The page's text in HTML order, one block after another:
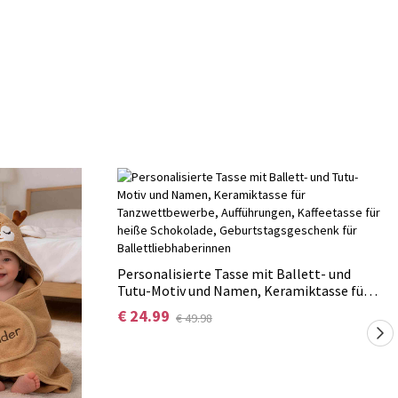
Personalisierte Tasse mit Ballett- und
Tutu-Motiv und Namen, Keramiktasse für
Tanzwettbewerbe, Aufführungen,
Kaffeetasse für heiße Schokolade,
€ 24.99 € 49.98